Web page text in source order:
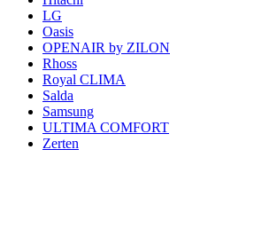
LG
Oasis
OPENAIR by ZILON
Rhoss
Royal CLIMA
Salda
Samsung
ULTIMA COMFORT
Zerten